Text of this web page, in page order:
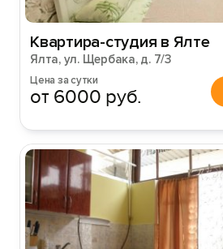
Квартира-студия в Ялте
Ялта, ул. Щербака, д. 7/3
Цена за сутки
от 6000 руб.
Войти
Войти с помощью